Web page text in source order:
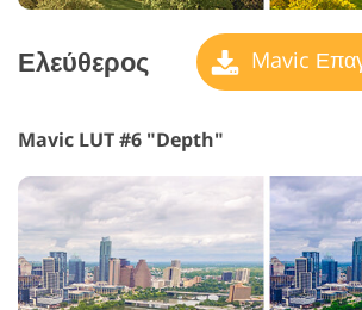
Ελεύθερος Mavic
Mavic LUT #6 "Depth"